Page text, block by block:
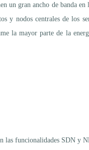
un gran ancho de banda en
y nodos centrales de los
la mayor parte de la
las funcionalidades SDN y